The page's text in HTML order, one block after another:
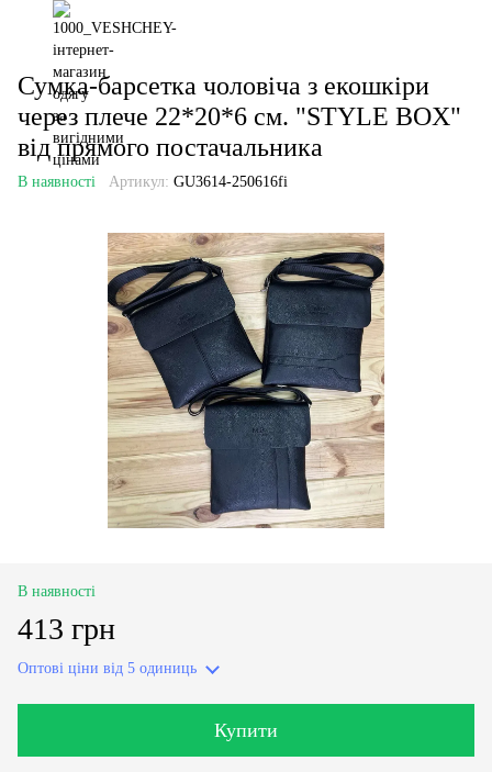
Сумка-барсетка чоловіча з екошкіри
через плече 22*20*6 см. "STYLE BOX"
від прямого постачальника
В наявності Артикул: GU3614-250616fi
В наявності
413 грн
Оптові ціни від 5 одиниць
Купити